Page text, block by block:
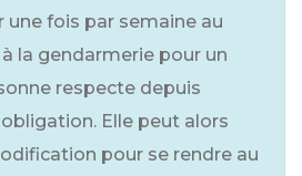
fois par semaine au
la gendarmerie pour un
respecte depuis
Elle peut alors
pour se rendre au